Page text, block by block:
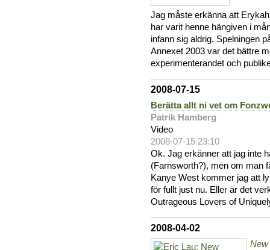
Jag måste erkänna att
har varit henne hängiven i
infann sig aldrig. Spelningen
Annexet 2003 var det bättre
experimenterandet och
2008-07-15
Berätta allt ni vet om
Patrik Hamberg
Video
2008-07-15 23:10
Ok. Jag erkänner att jag inte
(Farnsworth?), men om man
Kanye West kommer jag att
för fullt just nu. Eller är det
Outrageous Lovers of
2008-04-02
New